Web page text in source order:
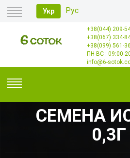
Укр Рус
Главная
Оплата
Доставка
+38(044) 209-
+38(067) 334-
+38(099) 561-
ПН-ВС : 09:00-
info@6-
СЕМЕНА
0,3Г